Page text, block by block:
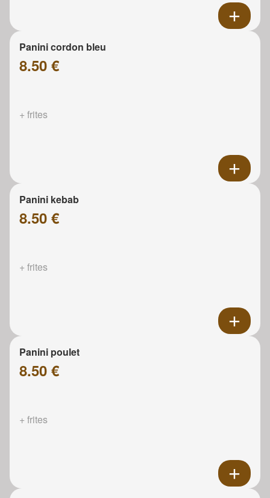
Panini cordon bleu
8.50 €
+ frites
Panini kebab
8.50 €
+ frites
Panini poulet
8.50 €
+ frites